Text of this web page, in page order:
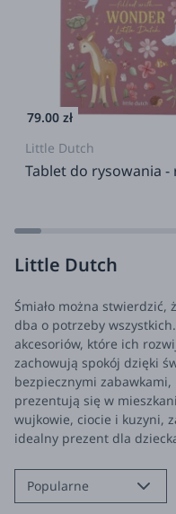
79.00 zł
Little Dutch
Tablet do rysowania -
Little Dutch
Śmiało można
dba o potrzeby
akcesoriów, które ich
zachowują spokój dzięki
bezpiecznymi
prezentują się w
wujkowie, ciocie i kuzyni,
idealny prezent dla
Popularne